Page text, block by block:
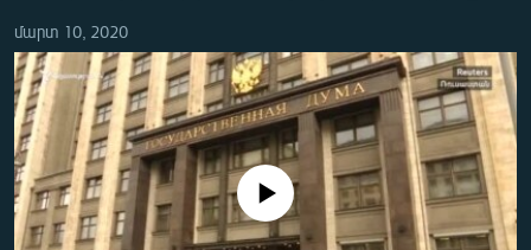
ՏՆՏԵՍՈՒԹՅՈՒՆ
ՂԱՐԱԲԱՂ
ՊԱՏԵՐԱԶՄԻ 6 ՇԱԲԱԹՆԵՐԸ
ՏԱՐԱԾԱՇՐՋԱՆ
ՄԻՋԱԶԳԱՅԻՆ
մարտ 10, 2020
No media source currently available